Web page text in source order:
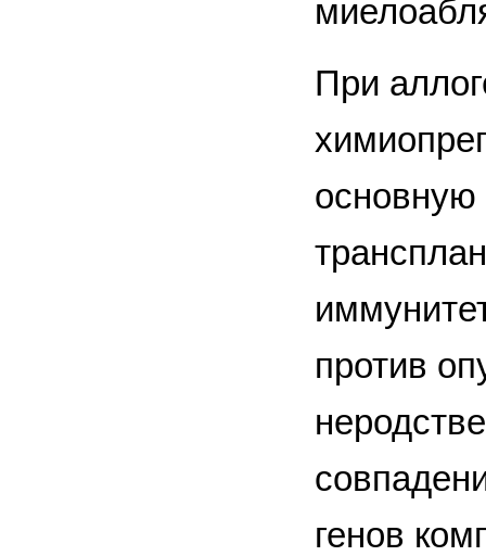
При
основную
против
генов